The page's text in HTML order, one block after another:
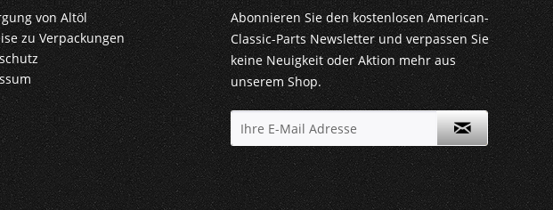
von Altöl
zu Verpackungen
Abonnieren Sie den kostenlosen American-
Classic-Parts Newsletter und verpassen Sie
keine Neuigkeit oder Aktion mehr aus
unserem Shop.